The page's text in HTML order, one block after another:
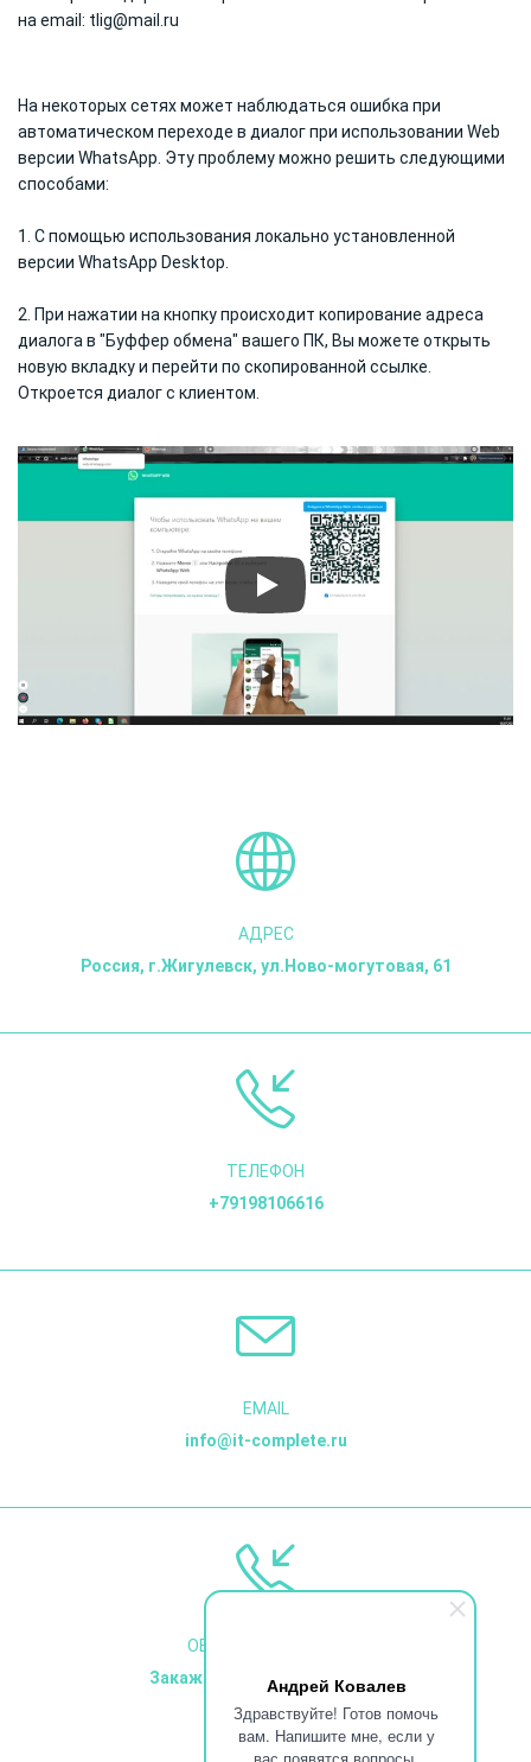
Андрей Ковалев
Здравствуйте! Готов помочь
вам. Напишите мне, если у
на email: tlig@mail.ru
На некоторых сетях может наблюдаться ошибка при
автоматическом переходе в диалог при использовании Web
версии WhatsApp. Эту проблему можно решить следующими
способами:
1. С помощью использования локально установленной
версии WhatsApp Desktop.
2. При нажатии на кнопку происходит копирование адреса
диалога в "Буффер обмена" вашего ПК, Вы можете открыть
новую вкладку и перейти по скопированной ссылке.
Откроется диалог с клиентом.
АДРЕС
Россия, г.Жигулевск, ул.Ново-могутовая, 61
ТЕЛЕФОН
+79198106616
EMAIL
info@it-complete.ru
ОБРАТНЫЙ ЗВОНОК
Закажите обратный звонок